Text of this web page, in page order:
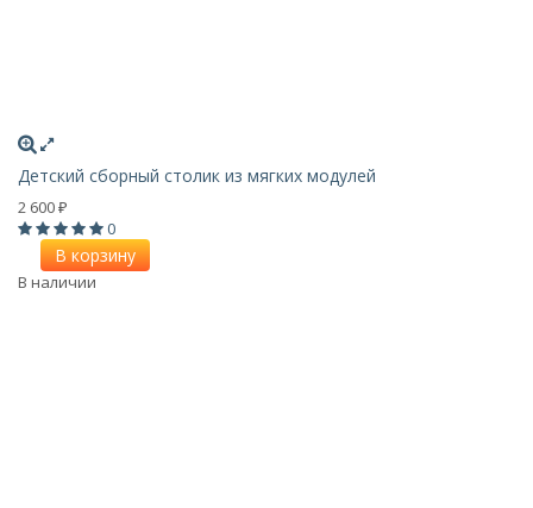
Детский сборный столик из мягких модулей
2 600 ₽
0
В корзину
В наличии